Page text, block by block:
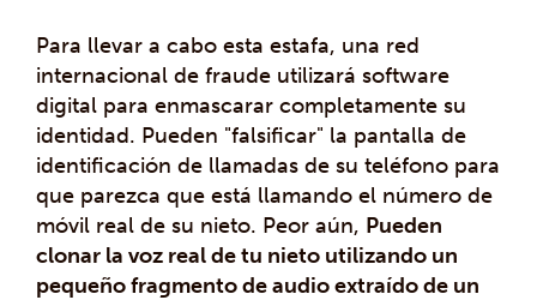
Para llevar a cabo esta estafa, una red
internacional de fraude utilizará software
digital para enmascarar completamente su
identidad. Pueden "falsificar" la pantalla de
identificación de llamadas de su teléfono para
que parezca que está llamando el número de
móvil real de su nieto. Peor aún, Pueden
clonar la voz real de tu nieto utilizando un
pequeño fragmento de audio extraído de un